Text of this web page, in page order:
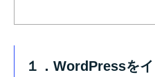
１．WordPressを